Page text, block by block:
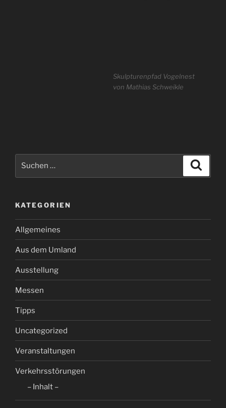
Skulpturenpfad Vogelnest
von Mathias Schweikle
KATEGORIEN
Allgemeines
Aus dem Umland
Ausstellung
Messen
Tipps
Uncategorized
Veranstaltungen
Verkehrsstörungen
– Inhalt –